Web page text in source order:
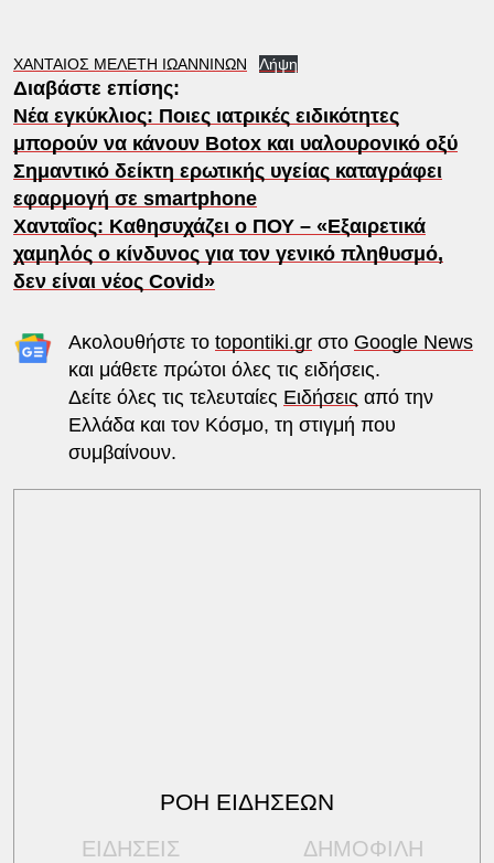
ΧΑΝΤΑΙΟΣ ΜΕΛΕΤΗ ΙΩΑΝΝΙΝΩΝ Λήψη
Διαβάστε επίσης:
Νέα εγκύκλιος: Ποιες ιατρικές ειδικότητες
μπορούν να κάνουν Botox και υαλουρονικό οξύ
Σημαντικό δείκτη ερωτικής υγείας καταγράφει
εφαρμογή σε smartphone
Χανταΐος: Καθησυχάζει ο ΠΟΥ – «Εξαιρετικά
χαμηλός ο κίνδυνος για τον γενικό πληθυσμό,
δεν είναι νέος Covid»
Ακολουθήστε το topontiki.grστο Google News
και μάθετε πρώτοι όλες τις ειδήσεις.
Δείτε όλες τις τελευταίες Ειδήσεις από την
Ελλάδα και τον Κόσμο, τη στιγμή που
συμβαίνουν.
ΡΟΗ ΕΙΔΗΣΕΩΝ
ΕΙΔΗΣΕΙΣ ΔΗΜΟΦΙΛΗ